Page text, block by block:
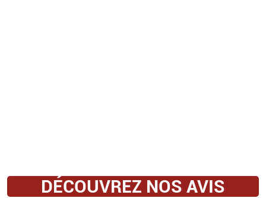
DÉCOUVREZ NOS AVIS